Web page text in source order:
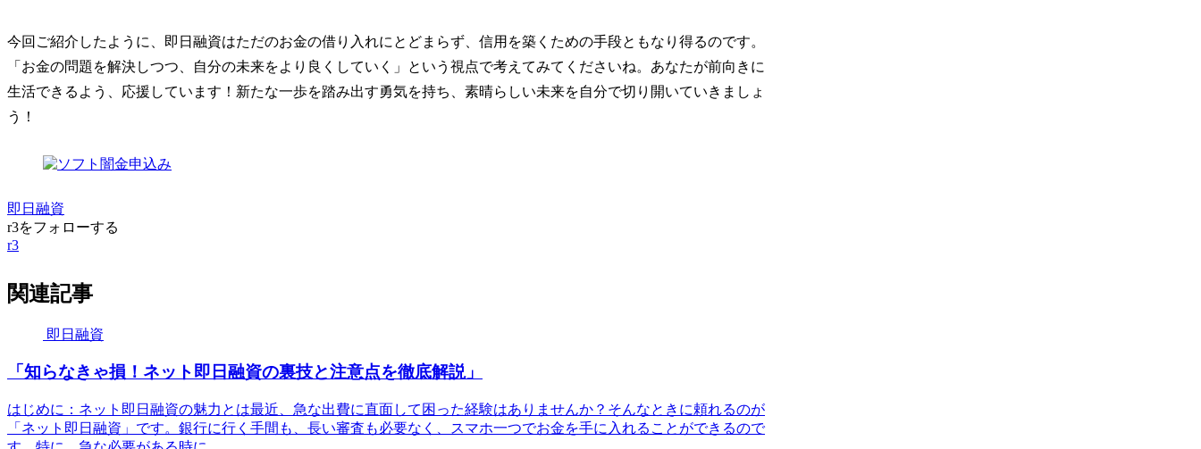
今回ご紹介したように、即日融資はただのお金の借り入れにとどまらず、信用を築くための手段ともなり得るのです。
「お金の問題を解決しつつ、自分の未来をより良くしていく」という視点で考えてみてくださいね。あなたが前向きに
生活できるよう、応援しています！新たな一歩を踏み出す勇気を持ち、素晴らしい未来を自分で切り開いていきましょ
う！
即日融資
r3をフォローする
r3
関連記事
即日融資
「知らなきゃ損！ネット即日融資の裏技と注意点を徹底解説」
はじめに：ネット即日融資の魅力とは最近、急な出費に直面して困った経験はありませんか？そんなときに頼れるのが
「ネット即日融資」です。銀行に行く手間も、長い審査も必要なく、スマホ一つでお金を手に入れることができるので